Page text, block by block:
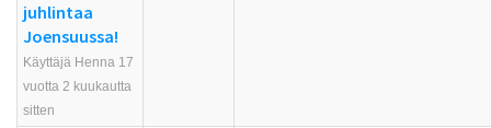
juhlintaa
Joensuussa!
Käyttäjä Henna 17
vuotta 2 kuukautta
sitten